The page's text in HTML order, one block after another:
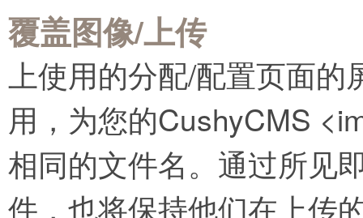
覆盖图像/上传
上使用的分配/配置页面的
用，为您的CushyCMS
相同的文件名。通过所见
件，也将保持他们在上传